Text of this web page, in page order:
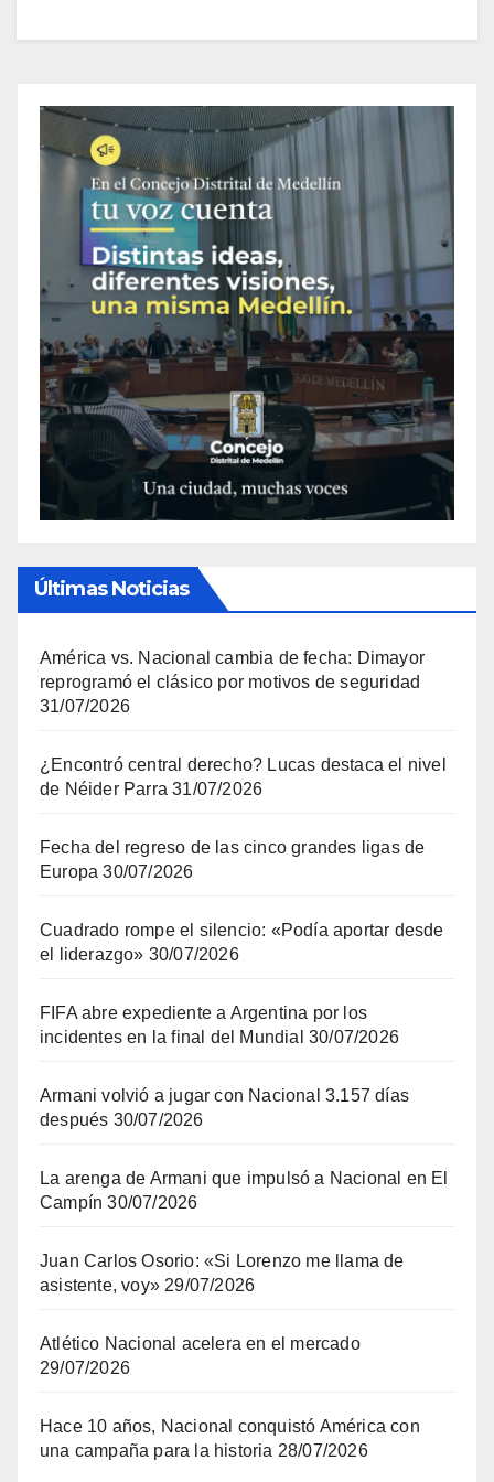
Últimas Noticias
América vs. Nacional cambia de fecha: Dimayor
reprogramó el clásico por motivos de seguridad
31/07/2026
¿Encontró central derecho? Lucas destaca el nivel
de Néider Parra 31/07/2026
Fecha del regreso de las cinco grandes ligas de
Europa 30/07/2026
Cuadrado rompe el silencio: «Podía aportar desde
el liderazgo» 30/07/2026
FIFA abre expediente a Argentina por los
incidentes en la final del Mundial 30/07/2026
Armani volvió a jugar con Nacional 3.157 días
después 30/07/2026
La arenga de Armani que impulsó a Nacional en El
Campín 30/07/2026
Juan Carlos Osorio: «Si Lorenzo me llama de
asistente, voy» 29/07/2026
Atlético Nacional acelera en el mercado
29/07/2026
Hace 10 años, Nacional conquistó América con
una campaña para la historia 28/07/2026